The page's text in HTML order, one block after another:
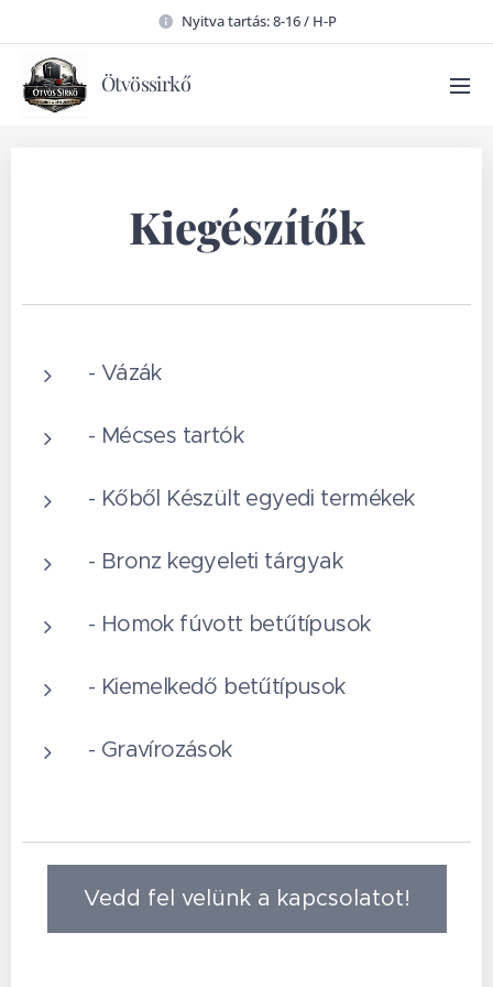
Nyitva tartás: 8-16 / H-P
Ötvössirkő
Kiegészítők
- Vázák
- Mécses tartók
- Kőből Készült egyedi termékek
- Bronz kegyeleti tárgyak
- Homok fúvott betűtípusok
- Kiemelkedő betűtípusok
- Gravírozások
Vedd fel velünk a kapcsolatot!